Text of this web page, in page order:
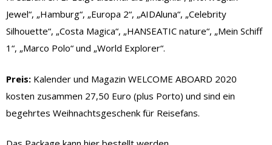
Jewel“, „Hamburg“, „Europa 2“, „AIDAluna“, „Celebrity
Silhouette“, „Costa Magica“, „HANSEATIC nature“, „Mein Schiff
1“, „Marco Polo“ und „World Explorer“.
Preis: Kalender und Magazin WELCOME ABOARD 2020
kosten zusammen 27,50 Euro (plus Porto) und sind ein
begehrtes Weihnachtsgeschenk für Reisefans.